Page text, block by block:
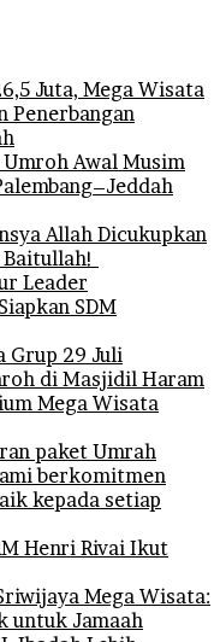
Juta, Mega Wisata
Penerbangan
Awal Musim
Allah Dicukupkan
Leader
SDM
Grup 29 Juli
di Masjidil Haram
Mega Wisata
paket Umrah
berkomitmen
kepada setiap
Henri Rivai Ikut
Mega Wisata:
untuk Jamaah